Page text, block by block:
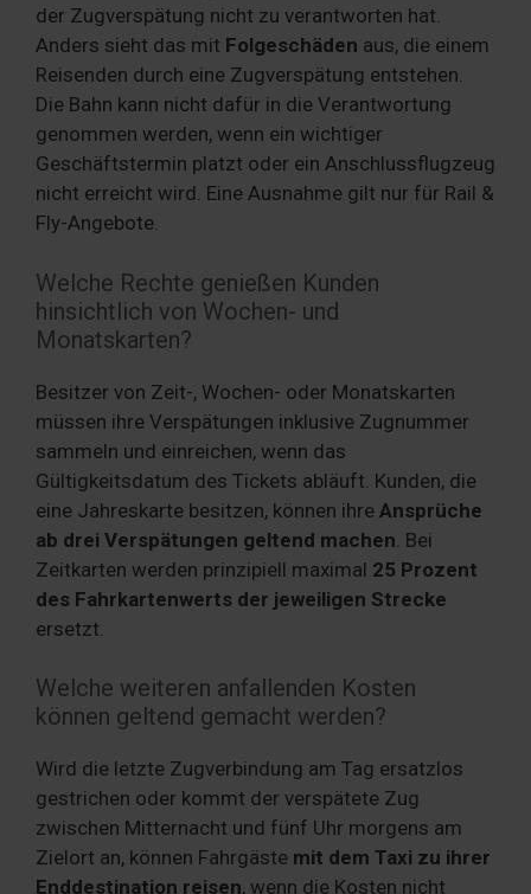
der Zugverspätung nicht zu verantworten hat.
Anders sieht das mit Folgeschäden aus, die einem
Reisenden durch eine Zugverspätung entstehen.
Die Bahn kann nicht dafür in die Verantwortung
genommen werden, wenn ein wichtiger
Geschäftstermin platzt oder ein Anschlussflugzeug
nicht erreicht wird. Eine Ausnahme gilt nur für Rail &
Fly-Angebote.
Welche Rechte genießen Kunden
hinsichtlich von Wochen- und
Monatskarten?
Besitzer von Zeit-, Wochen- oder Monatskarten
müssen ihre Verspätungen inklusive Zugnummer
sammeln und einreichen, wenn das
Gültigkeitsdatum des Tickets abläuft. Kunden, die
eine Jahreskarte besitzen, können ihre Ansprüche
ab drei Verspätungen geltend machen . Bei
Zeitkarten werden prinzipiell maximal 25 Prozent
des Fahrkartenwerts der jeweiligen Strecke
ersetzt.
Welche weiteren anfallenden Kosten
können geltend gemacht werden?
Wird die letzte Zugverbindung am Tag ersatzlos
gestrichen oder kommt der verspätete Zug
zwischen Mitternacht und fünf Uhr morgens am
Zielort an, können Fahrgäste mit dem Taxi zu ihrer
Enddestination reisen, wenn die Kosten nicht